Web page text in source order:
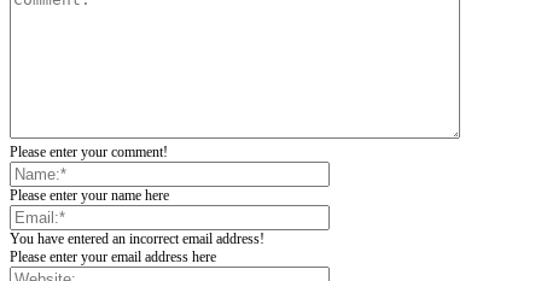
Please enter your comment!
Please enter your name here
You have entered an incorrect email address!
Please enter your email address here